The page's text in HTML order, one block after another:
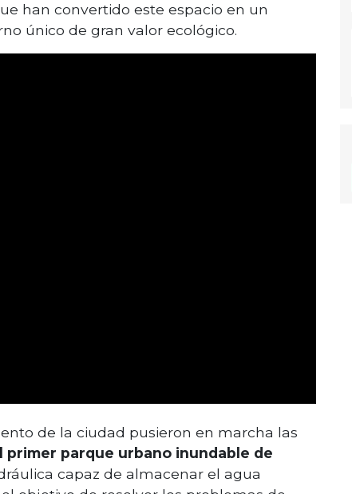
han convertido este espacio en un
único de gran valor ecológico.
de la ciudad pusieron en marcha las
primer parque urbano inundable de
capaz de almacenar el agua